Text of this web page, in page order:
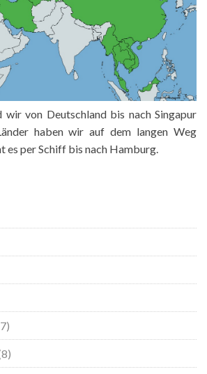
wir von Deutschland bis nach Singapur
haben wir auf dem langen Weg
es per Schiff bis nach Hamburg.